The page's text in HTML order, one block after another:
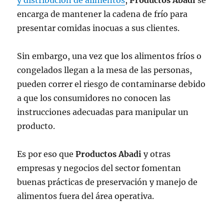
encarga de mantener la cadena de frío para
presentar comidas inocuas a sus clientes.
Sin embargo, una vez que los alimentos fríos o
congelados llegan a la mesa de las personas,
pueden correr el riesgo de contaminarse debido
a que los consumidores no conocen las
instrucciones adecuadas para manipular un
producto.
Es por eso queProductos Abadiy otras
empresas y negocios del sector fomentan
buenas prácticas de preservación y manejo de
alimentos fuera del área operativa.